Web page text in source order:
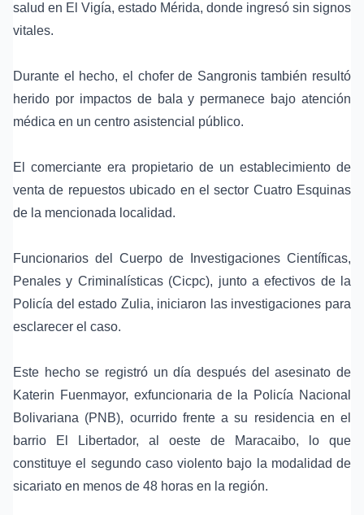
salud en El Vigía, estado Mérida, donde ingresó sin signos
vitales.
Durante el hecho, el chofer de Sangronis también resultó
herido por impactos de bala y permanece bajo atención
médica en un centro asistencial público.
El comerciante era propietario de un establecimiento de
venta de repuestos ubicado en el sector Cuatro Esquinas
de la mencionada localidad.
Funcionarios del Cuerpo de Investigaciones Científicas,
Penales y Criminalísticas (Cicpc), junto a efectivos de la
Policía del estado Zulia, iniciaron las investigaciones para
esclarecer el caso.
Este hecho se registró un día después del asesinato de
Katerin Fuenmayor, exfuncionaria de la Policía Nacional
Bolivariana (PNB), ocurrido frente a su residencia en el
barrio El Libertador, al oeste de Maracaibo, lo que
constituye el segundo caso violento bajo la modalidad de
sicariato en menos de 48 horas en la región.